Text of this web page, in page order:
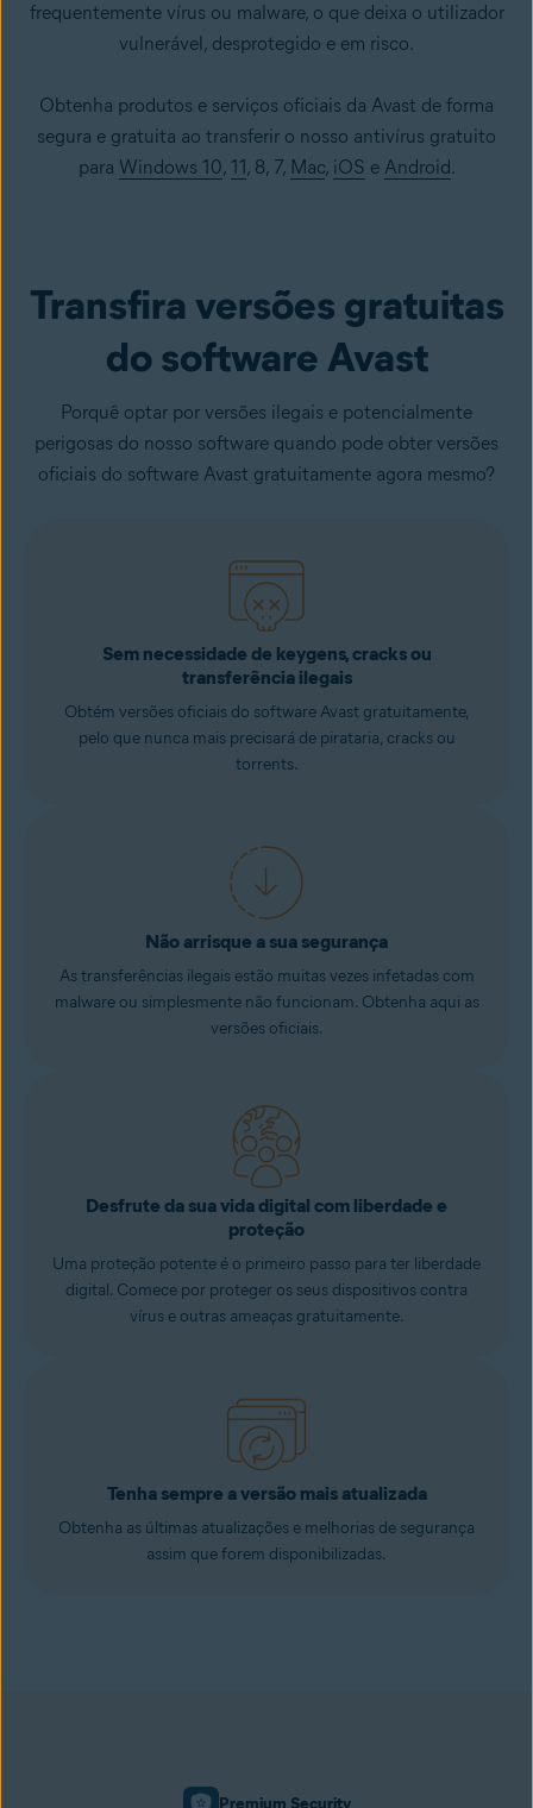
frequentemente vírus ou malware, o que deixa o utilizador
vulnerável, desprotegido e em risco.
Obtenha produtos e serviços oficiais da Avast de forma
segura e gratuita ao transferir o nosso antivírus gratuito
para Windows 10, 11, 8, 7, Mac, iOS e Android.
Transfira versões gratuitas
do software Avast
Porquê optar por versões ilegais e potencialmente
perigosas do nosso software quando pode obter versões
oficiais do software Avast gratuitamente agora mesmo?
Sem necessidade de keygens, cracks ou
transferência ilegais
Obtém versões oficiais do software Avast gratuitamente,
pelo que nunca mais precisará de pirataria, cracks ou
torrents.
Não arrisque a sua segurança
As transferências ilegais estão muitas vezes infetadas com
malware ou simplesmente não funcionam. Obtenha aqui as
versões oficiais.
Desfrute da sua vida digital com liberdade e
proteção
Uma proteção potente é o primeiro passo para ter liberdade
digital. Comece por proteger os seus dispositivos contra
vírus e outras ameaças gratuitamente.
Tenha sempre a versão mais atualizada
Obtenha as últimas atualizações e melhorias de segurança
assim que forem disponibilizadas.